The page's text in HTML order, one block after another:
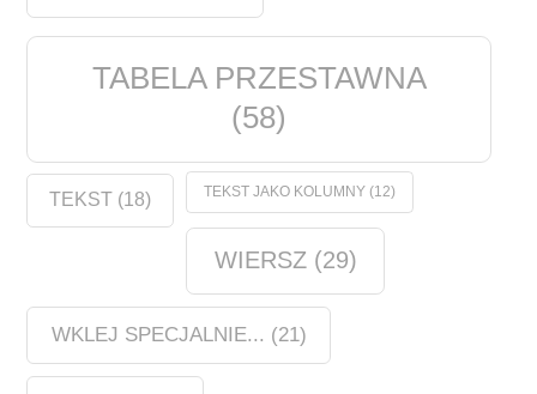
TABELA PRZESTAWNA
(58)
TEKST (18) TEKST JAKO KOLUMNY(12)
WIERSZ(29)
WKLEJ SPECJALNIE... (21)